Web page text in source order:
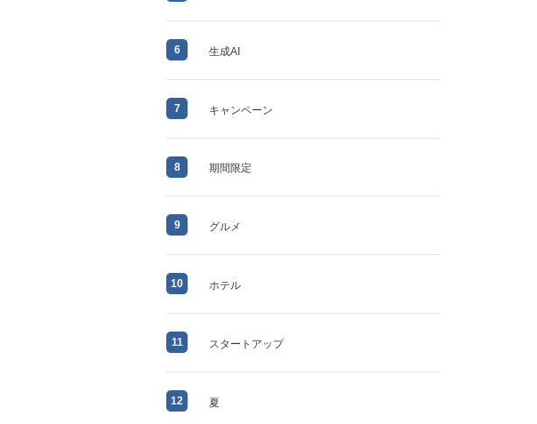
6 生成AI
7 キャンペーン
8 期間限定
9 グルメ
10 ホテル
11 スタートアップ
12 夏